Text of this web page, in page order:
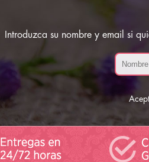
Introduzca su nombre y email si